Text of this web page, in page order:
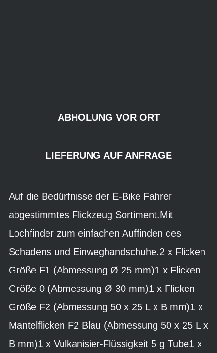
ABHOLUNG VOR ORT
LIEFERUNG AUF ANFRAGE
Auf die Bedürfnisse der E-Bike Fahrer
abgestimmtes Flickzeug Sortiment.Mit
Lochfinder zum einfachen Auffinden des
Schadens und Einweghandschuhe.2 x Flicken
Größe F1 (Abmessung Ø 25 mm)1 x Flicken
Größe 0 (Abmessung Ø 30 mm)1 x Flicken
Größe F2 (Abmessung 50 x 25 L x B mm)1 x
Mantelflicken F2 Blau (Abmessung 50 x 25 L x
B mm)1 x Vulkanisier-Flüssigkeit 5 g Tube1 x